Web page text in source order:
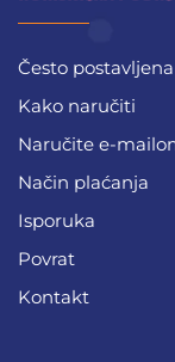
Često
Kako naručiti
Naručite e-
Način plaćanja
Isporuka
Povrat
Kontakt